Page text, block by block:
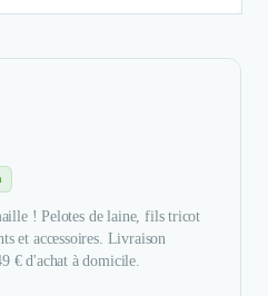
! Pelotes de laine, fils tricot
et accessoires. Livraison
€ d'achat à domicile.